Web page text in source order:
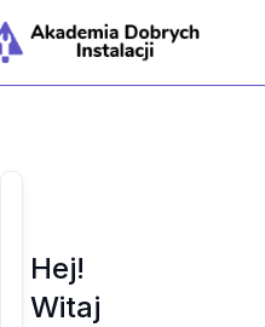
Hej!
Witaj